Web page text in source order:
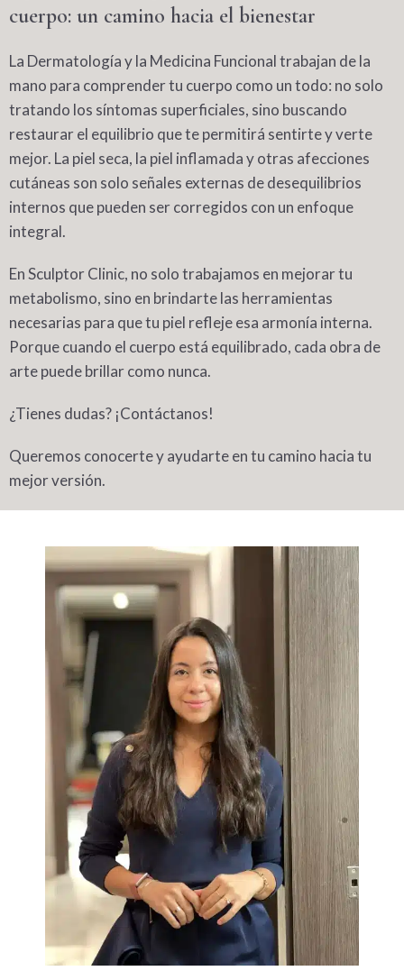
cuerpo: un camino hacia el bienestar
La Dermatologíay la Medicina Funcionaltrabajan de la
mano para comprender tu cuerpo como un todo: no solo
tratando los síntomas superficiales, sino buscando
restaurar el equilibrio que te permitirá sentirte y verte
mejor. La piel seca, la piel inflamaday otras afecciones
cutáneas son solo señales externas de desequilibrios
internos que pueden ser corregidos con un enfoque
integral.
En Sculptor Clinic, no solo trabajamos en mejorar tu
metabolismo, sino en brindarte las herramientas
necesarias para que tu piel refleje esa armonía interna.
Porque cuando el cuerpo está equilibrado, cada obra de
artepuede brillar como nunca.
¿Tienes dudas? ¡Contáctanos!
Queremos conocerte y ayudarte en tu camino hacia tu
mejor versión.